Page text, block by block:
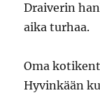
Draiverin
aika turhaa.
Oma
Hyvinkään